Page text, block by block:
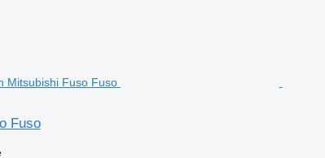
Fuso